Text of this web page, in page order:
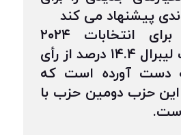
پیشنهاد می کند
در نظرسنجی برای انتخابات ۲۰۲۴
دانمارک، ائتلاف لیبرال ۱۴.۴ درصد از رأی
دست آورده است که
حزب دومین حزب با